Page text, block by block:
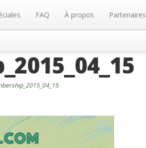
FAQ À propos Partenaires